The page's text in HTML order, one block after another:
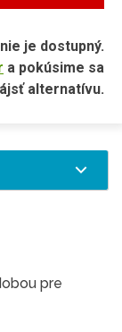
je dostupný.
a pokúsime sa
alternatívu.
pre